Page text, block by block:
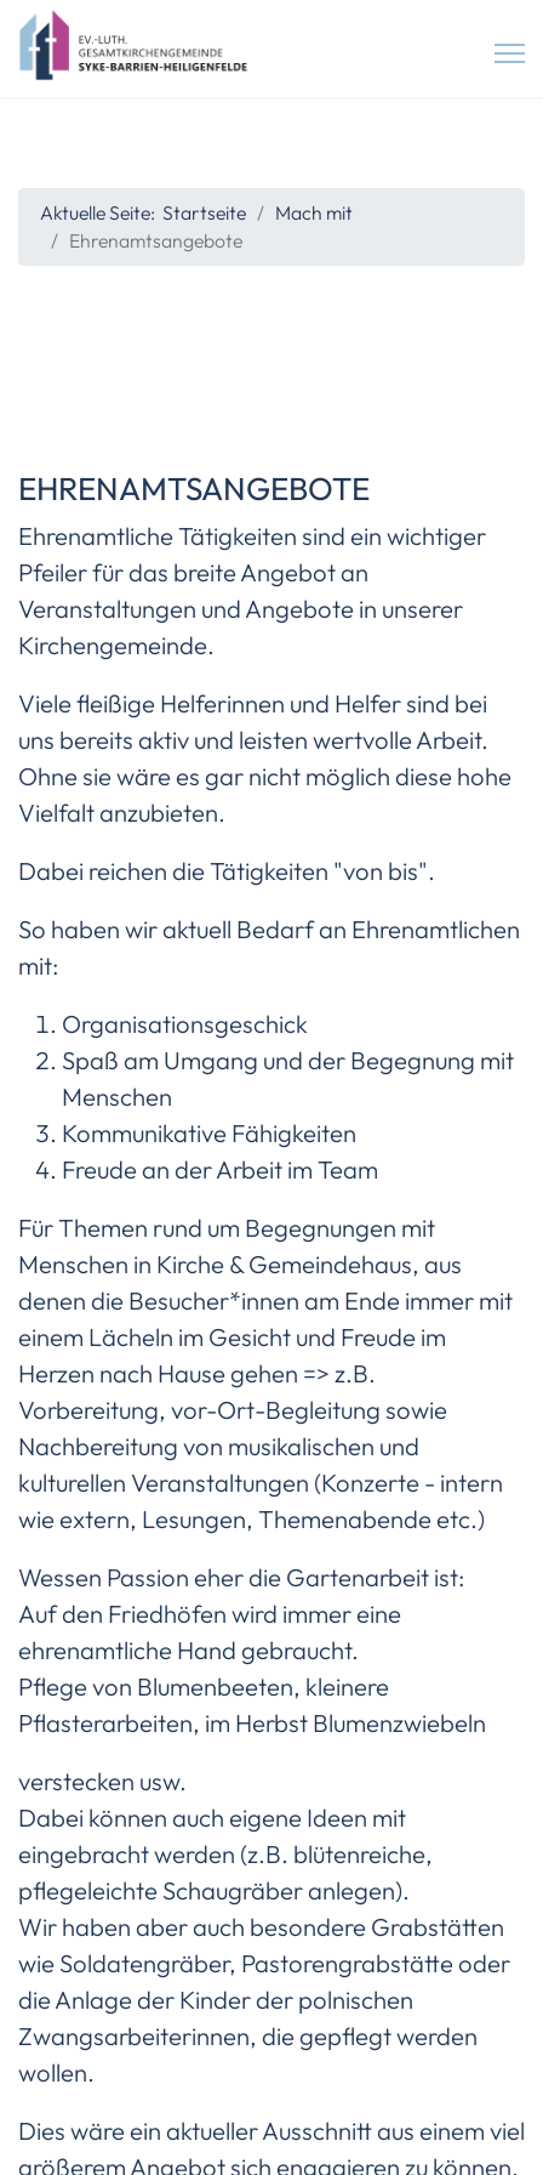
Aktuelle Seite: Startseite
Mach mit
Ehrenamtsangebote
EHRENAMTSANGEBOTE
Ehrenamtliche Tätigkeiten sind ein wichtiger
Pfeiler für das breite Angebot an
Veranstaltungen und Angebote in unserer
Kirchengemeinde.
Viele fleißige Helferinnen und Helfer sind bei
uns bereits aktiv und leisten wertvolle Arbeit.
Ohne sie wäre es gar nicht möglich diese hohe
Vielfalt anzubieten.
Dabei reichen die Tätigkeiten "von bis".
So haben wir aktuell Bedarf an Ehrenamtlichen
mit:
Organisationsgeschick
Spaß am Umgang und der Begegnung mit
Menschen
Kommunikative Fähigkeiten
Freude an der Arbeit im Team
Für Themen rund um Begegnungen mit
Menschen in Kirche & Gemeindehaus, aus
denen die Besucher*innen am Ende immer mit
einem Lächeln im Gesicht und Freude im
Herzen nach Hause gehen => z.B.
Vorbereitung, vor-Ort-Begleitung sowie
Nachbereitung von musikalischen und
kulturellen Veranstaltungen (Konzerte - intern
wie extern, Lesungen, Themenabende etc.)
Wessen Passion eher die Gartenarbeit ist:
Auf den Friedhöfen wird immer eine
ehrenamtliche Hand gebraucht.
Pflege von Blumenbeeten, kleinere
Pflasterarbeiten, im Herbst Blumenzwiebeln
verstecken usw.
Dabei können auch eigene Ideen mit
eingebracht werden (z.B. blütenreiche,
pflegeleichte Schaugräber anlegen).
Wir haben aber auch besondere Grabstätten
wie Soldatengräber, Pastorengrabstätte oder
die Anlage der Kinder der polnischen
Zwangsarbeiterinnen, die gepflegt werden
wollen.
Dies wäre ein aktueller Ausschnitt aus einem viel
größerem Angebot sich engagieren zu können.